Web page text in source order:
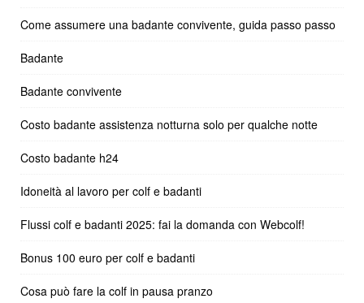
Come assumere una badante convivente, guida passo passo
Badante
Badante convivente
Costo badante assistenza notturna solo per qualche notte
Costo badante h24
Idoneità al lavoro per colf e badanti
Flussi colf e badanti 2025: fai la domanda con Webcolf!
Bonus 100 euro per colf e badanti
Cosa può fare la colf in pausa pranzo